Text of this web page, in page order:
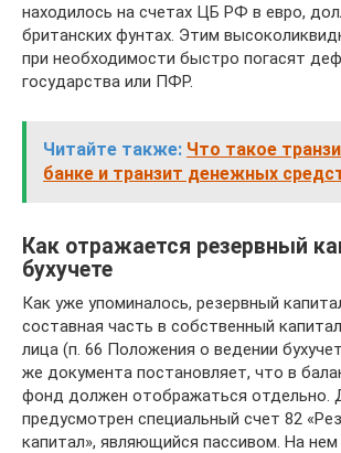
находилось на счетах ЦБ РФ в евро,
британских фунтах. Этим
при необходимости быстро погасят
государства или ПФР.
Читайте также: Что такое
банке и транзит денежных
Как отражается резервный
бухучете
Как уже упоминалось, резервный
составная часть в собственный
лица (п. 66 Положения о ведении
же документа постановляет, что в
фонд должен отображаться отдельно.
предусмотрен специальный счет 82
капитал», являющийся пассивом. На